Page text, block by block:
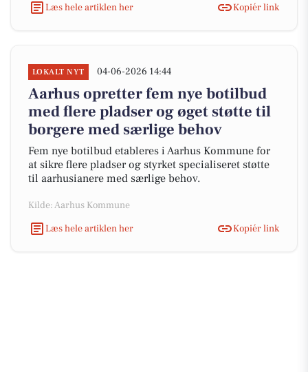
Læs hele artiklen her
Kopiér link
LOKALT NYT 04-06-2026 14:44
Aarhus opretter fem nye botilbud
med flere pladser og øget støtte til
borgere med særlige behov
Fem nye botilbud etableres i Aarhus Kommune for
at sikre flere pladser og styrket specialiseret støtte
til aarhusianere med særlige behov.
Kilde: Aarhus Kommune
Læs hele artiklen her
Kopiér link